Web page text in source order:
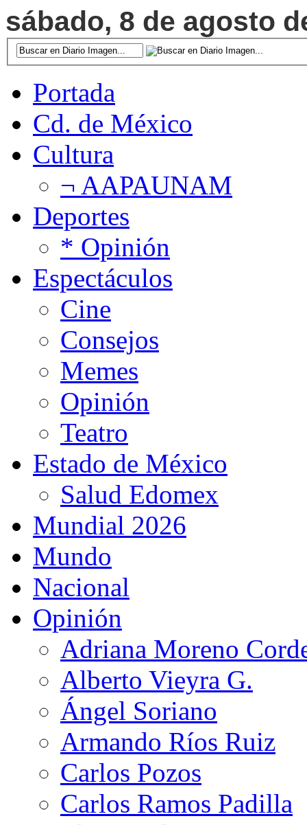
sábado, 8 de agosto
Portada
Cd. de México
Cultura
¬ AAPAUNAM
Deportes
* Opinión
Espectáculos
Cine
Consejos
Memes
Opinión
Teatro
Estado de México
Salud Edomex
Mundial 2026
Mundo
Nacional
Opinión
Adriana Moreno
Alberto Vieyra G.
Ángel Soriano
Armando Ríos Ruiz
Carlos Pozos
Carlos Ramos Padilla